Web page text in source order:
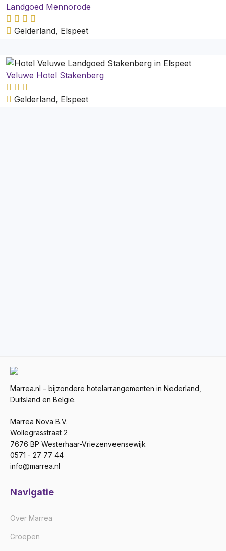
Landgoed Mennorode
Gelderland, Elspeet
Veluwe Hotel Stakenberg
Gelderland, Elspeet
Marrea.nl – bijzondere hotelarrangementen in Nederland,
Duitsland en België.
Marrea Nova B.V.
Wollegrasstraat 2
7676 BP Westerhaar-Vriezenveensewijk
0571 - 27 77 44
info@marrea.nl
Navigatie
Over Marrea
Groepen